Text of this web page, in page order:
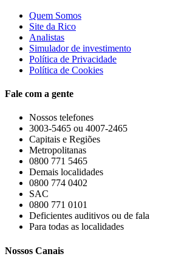
Quem Somos
Site da Rico
Analistas
Simulador de investimento
Política de Privacidade
Política de Cookies
Fale com a gente
Nossos telefones
3003-5465 ou 4007-2465
Capitais e Regiões
Metropolitanas
0800 771 5465
Demais localidades
0800 774 0402
SAC
0800 771 0101
Deficientes auditivos ou de fala
Para todas as localidades
Nossos Canais